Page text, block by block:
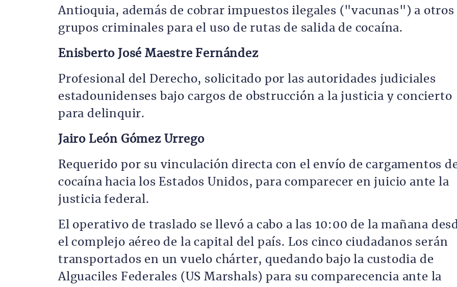
Antioquia, además de cobrar impuestos ilegales ("vacunas") a otros
grupos criminales para el uso de rutas de salida de cocaína.
Enisberto José Maestre Fernández
Profesional del Derecho, solicitado por las autoridades judiciales
estadounidenses bajo cargos de obstrucción a la justicia y concierto
para delinquir.
Jairo León Gómez Urrego
Requerido por su vinculación directa con el envío de cargamentos
cocaína hacia los Estados Unidos, para comparecer en juicio ante la
justicia federal.
El operativo de traslado se llevó a cabo a las 10:00 de la mañana
el complejo aéreo de la capital del país. Los cinco ciudadanos serán
transportados en un vuelo chárter, quedando bajo la custodia de
Alguaciles Federales (US Marshals) para su comparecencia ante la